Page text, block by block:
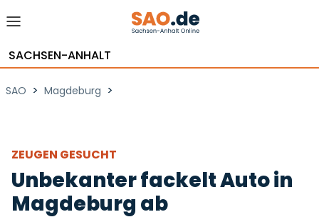
SACHSEN-ANHALT
SAO > Magdeburg >
ZEUGEN GESUCHT
Unbekanter fackelt Auto in
Magdeburg ab